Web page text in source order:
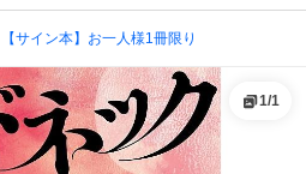
【サイン本】お一人様1冊限り
1/1